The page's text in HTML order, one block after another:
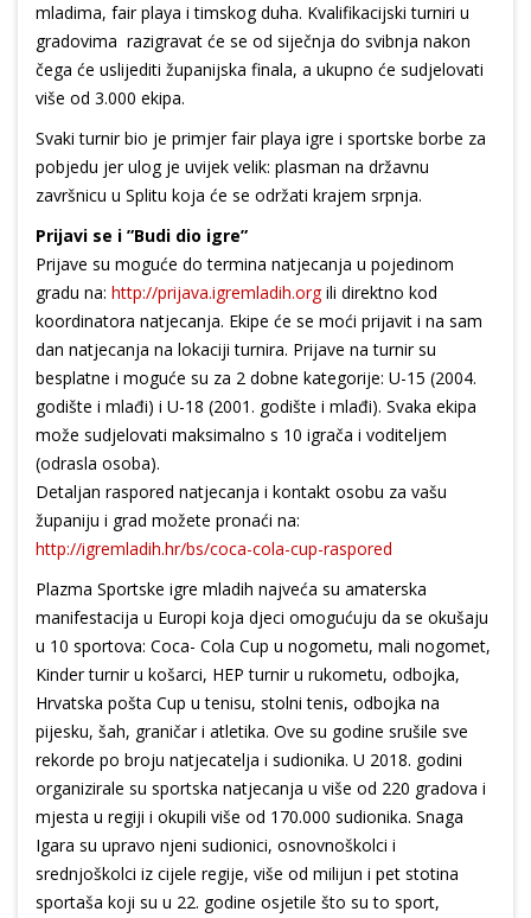
mladima, fair playa i timskog duha. Kvalifikacijski turniri u
gradovima razigravat će se od siječnja do svibnja nakon
čega će uslijediti županijska finala, a ukupno će sudjelovati
više od 3.000 ekipa.
Svaki turnir bio je primjer fair playa igre i sportske borbe za
pobjedu jer ulog je uvijek velik: plasman na državnu
završnicu u Splitu koja će se održati krajem srpnja.
Prijavi se i ”Budi dio igre”
Prijave su moguće do termina natjecanja u pojedinom
gradu na: http://prijava.igremladih.orgili direktno kod
koordinatora natjecanja. Ekipe će se moći prijavit i na sam
dan natjecanja na lokaciji turnira. Prijave na turnir su
besplatne i moguće su za 2 dobne kategorije: U-15 (2004.
godište i mlađi) i U-18 (2001. godište i mlađi). Svaka ekipa
može sudjelovati maksimalno s 10 igrača i voditeljem
(odrasla osoba).
Detaljan raspored natjecanja i kontakt osobu za vašu
županiju i grad možete pronaći na:
http://igremladih.hr/bs/coca-cola-cup-raspored
Plazma Sportske igre mladih najveća su amaterska
manifestacija u Europi koja djeci omogućuju da se okušaju
u 10 sportova: Coca- Cola Cup u nogometu, mali nogomet,
Kinder turnir u košarci, HEP turnir u rukometu, odbojka,
Hrvatska pošta Cup u tenisu, stolni tenis, odbojka na
pijesku, šah, graničar i atletika. Ove su godine srušile sve
rekorde po broju natjecatelja i sudionika. U 2018. godini
organizirale su sportska natjecanja u više od 220 gradova i
mjesta u regiji i okupili više od 170.000 sudionika. Snaga
Igara su upravo njeni sudionici, osnovnoškolci i
srednjoškolci iz cijele regije, više od milijun i pet stotina
sportaša koji su u 22. godine osjetile što su to sport,